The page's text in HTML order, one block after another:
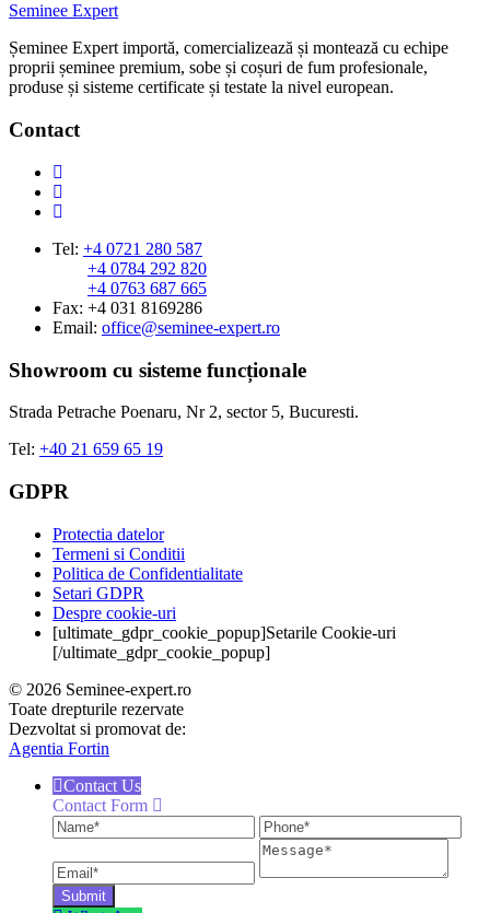
Seminee Expert
Șeminee Expert importă, comercializează și montează cu echipe
proprii șeminee premium, sobe și coșuri de fum profesionale,
produse și sisteme certificate și testate la nivel european.
Contact
Tel: +4 0721 280 587
+4 0784 292 820
+4 0763 687 665
Fax: +4 031 8169286
Email: office@seminee-expert.ro
Showroom cu sisteme funcționale
Strada Petrache Poenaru, Nr 2, sector 5, Bucuresti.
Tel: +40 21 659 65 19
GDPR
Protectia datelor
Termeni si Conditii
Politica de Confidentialitate
Setari GDPR
Despre cookie-uri
[ultimate_gdpr_cookie_popup]Setarile Cookie-uri
[/ultimate_gdpr_cookie_popup]
© 2026 Seminee-expert.ro
Toate drepturile rezervate
Dezvoltat si promovat de:
Agentia Fortin
Contact Us
Contact Form
Name
Phone
Message